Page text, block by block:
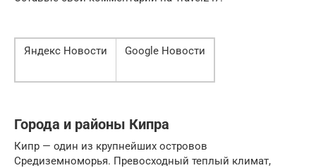
Яндекс Новости Google Новости
Города и районы Кипра
Кипр — один из крупнейших островов
Средиземноморья. Превосходный теплый климат,